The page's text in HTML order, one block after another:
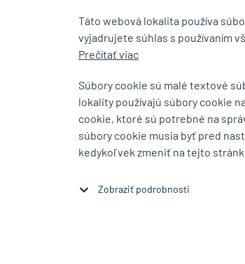
KONTAKTNÉ ÚDAJE
MB.Kovanie
Pavla Horova 1/23, 080 01
Prešov
Zobraziť na mape
Táto webová lokalita používa
vyjadrujete súhlas s používaním
Prečítať viac
Súbory cookie sú malé textové
lokality používajú súbory cookie
cookie, ktoré sú potrebné na
súbory cookie musia byť pred
kedykoľvek zmeniť na tejto
Zobraziť podrobnosti